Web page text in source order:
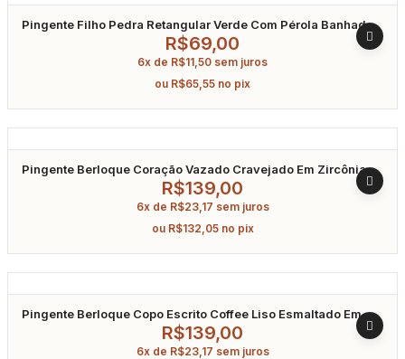
Pingente Filho Pedra Retangular Verde Com Pérola Banhado
R$69,00
6x de R$11,50 sem juros
ou R$65,55 no pix
Pingente Berloque Coração Vazado Cravejado Em Zircônia
R$139,00
6x de R$23,17 sem juros
ou R$132,05 no pix
Pingente Berloque Copo Escrito Coffee Liso Esmaltado Em
R$139,00
6x de R$23,17 sem juros